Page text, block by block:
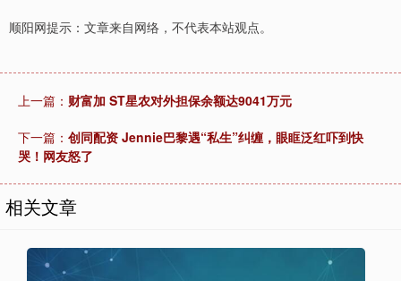
顺阳网提示：文章来自网络，不代表本站观点。
上一篇： 财富加 ST星农对外担保余额达9041万元
下一篇： 创同配资 Jennie巴黎遇“私生”纠缠，眼眶泛红吓到快
哭！网友怒了
相关文章